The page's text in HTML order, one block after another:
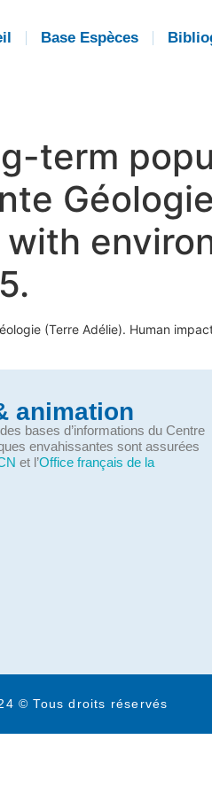
Base Espèces
term
(Terre Adélie). Human
animation
bases d’informations du Centre
envahissantes sont assurées
et l’Office français de la
© Tous droits réservés